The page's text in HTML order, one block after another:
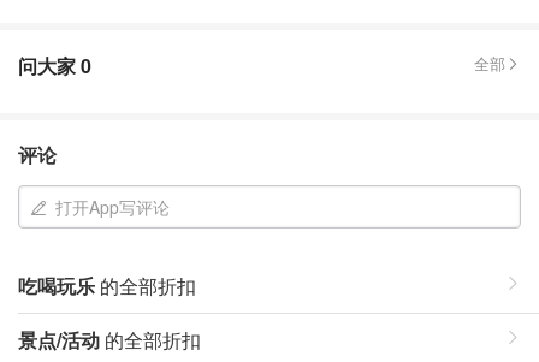
问大家0 全部
评论
打开App写评论
吃喝玩乐 的全部折扣
景点/活动 的全部折扣